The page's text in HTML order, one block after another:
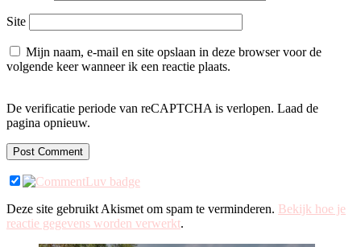
Site
Mijn naam, e-mail en site opslaan in deze browser voor de
volgende keer wanneer ik een reactie plaats.
De verificatie periode van reCAPTCHA is verlopen. Laad de
pagina opnieuw.
Deze site gebruikt Akismet om spam te verminderen. Bekijk hoe je
reactie gegevens worden verwerkt.